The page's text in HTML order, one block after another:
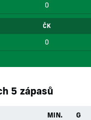
0
ČK
0
5 zápasů
MIN. G